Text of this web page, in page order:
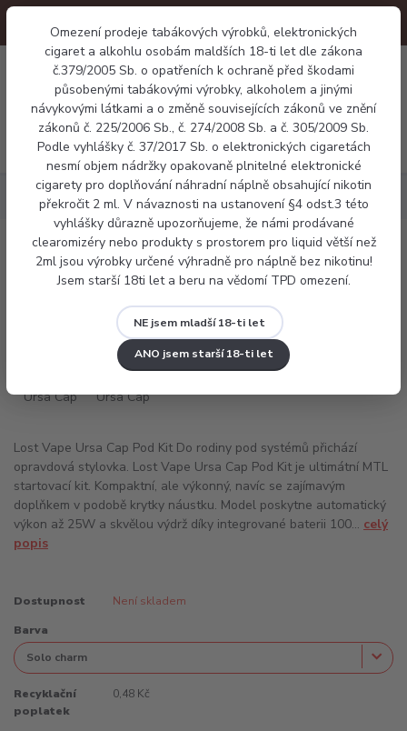
Omezení prodeje tabákových výrobků, elektronických
cigaret a alkohlu osobám maldších 18-ti let dle zákona
č.379/2005 Sb. o opatřeních k ochraně před škodami
působenými tabákovými výrobky, alkoholem a jinými
návykovými látkami a o změně souvisejících zákonů ve znění
zákonů č. 225/2006 Sb., č. 274/2008 Sb. a č. 305/2009 Sb.
Podle vyhlášky č. 37/2017 Sb. o elektronických cigaretách
nesmí objem nádržky opakovaně plnitelné elektronické
cigarety pro doplňování náhradní náplně obsahující nikotin
překročit 2 ml. V návaznosti na ustanovení §4 odst.3 této
vyhlášky důrazně upozorňujeme, že námi prodávané
clearomizéry nebo produkty s prostorem pro liquid větší než
2ml jsou výrobky určené výhradně pro náplně bez nikotinu!
Jsem starší 18ti let a beru na vědomí TPD omezení.
NE jsem mladší 18-ti let
ANO jsem starší 18-ti let
Menu
0 Kč
Elektronické cigarety Lost Vape Ursa Cap
Lost Vape Ursa Cap
Lost Vape Ursa Cap Pod Kit Do rodiny pod systémů přichází
opravdová stylovka. Lost Vape Ursa Cap Pod Kit je ultimátní MTL
startovací kit. Kompaktní, ale výkonný, navíc se zajímavým
doplňkem v podobě krytky náustku. Model poskytne automatický
výkon až 25W a skvělou výdrž díky integrované baterii 100... celý
popis
Dostupnost Není skladem
Barva
Recyklační
poplatek
0,48 Kč